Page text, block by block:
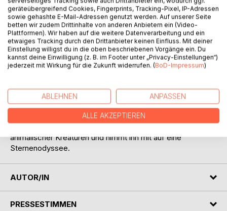
Titel bewerten
BESCHREIBUNG
Bernie, das Biberratteneichhörnchen fristet seine Tage in
animalischer Kreaturen und nimmt ihn mit auf eine
Sternenodyssee.
AUTOR/IN
PRESSESTIMMEN
geräteübergreifend Cookies, Fingerprints, Tracking-Pixel, IP-Adressen
sowie gehashte E-Mail-Adressen genutzt werden. Auf unserer Seite
betten wir zudem Drittinhalte von anderen Anbietern ein (Video-
Plattformen). Wir haben auf die weitere Datenverarbeitung und ein
etwaiges Tracking durch den Drittanbieter keinen Einfluss. Mit deiner
Einstellung willigst du in die oben beschriebenen Vorgänge ein. Du
kannst deine Einwilligung (z. B. im Footer unter „Privacy-Einstellungen“)
jederzeit mit Wirkung für die Zukunft widerrufen. (BoD-Impressum)
ABLEHNEN ANPASSEN
ALLE AKZEPTIEREN